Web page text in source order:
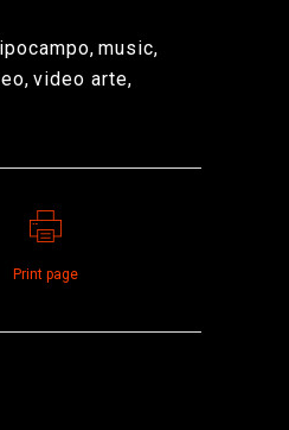
, music,
, video arte,
Print page